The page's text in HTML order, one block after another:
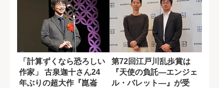
「計算ずくなら恐ろしい
作家」 古泉迦十さん24
年ぶりの超大作『崑崙
第72回江戸川乱歩賞は
『天使の負託―エンジェ
ル・バレット―』が受